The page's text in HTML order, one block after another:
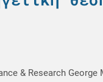
& Research George